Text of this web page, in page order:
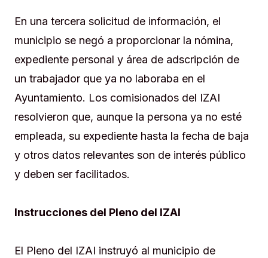
En una tercera solicitud de información, el
municipio se negó a proporcionar la nómina,
expediente personal y área de adscripción de
un trabajador que ya no laboraba en el
Ayuntamiento. Los comisionados del IZAI
resolvieron que, aunque la persona ya no esté
empleada, su expediente hasta la fecha de baja
y otros datos relevantes son de interés público
y deben ser facilitados.
Instrucciones del Pleno del IZAI
El Pleno del IZAI instruyó al municipio de